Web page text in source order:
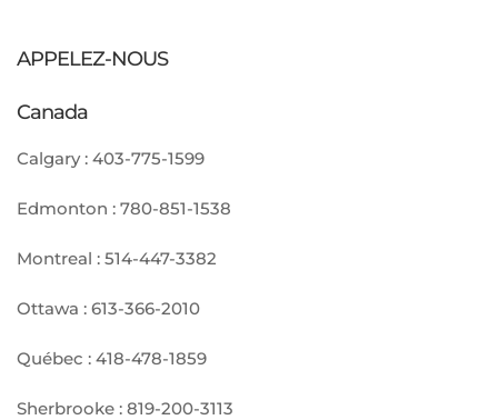
APPELEZ-NOUS
Canada
Calgary : 403-775-1599
Edmonton : 780-851-1538
Montreal : 514-447-3382
Ottawa : 613-366-2010
Québec : 418-478-1859
Sherbrooke : 819-200-3113